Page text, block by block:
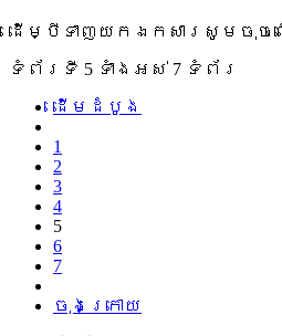
ដើម្បីទាញយកឯកសារសូមចុចលើ
ទំព័រ​ទី 5 ​ទាំងអស់ 7 ទំព័រ
ដើម​ដំបូង
1
2
3
4
5
6
7
ចុងក្រោយ